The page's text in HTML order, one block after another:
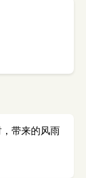
带来的风雨